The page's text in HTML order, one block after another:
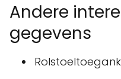
Andere
gegevens